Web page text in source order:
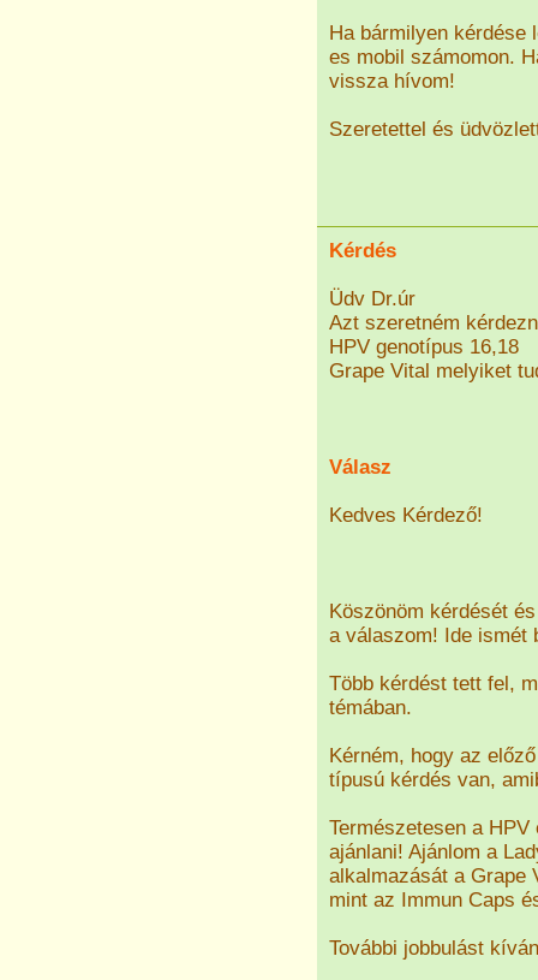
Ha bármilyen kérdése
es mobil számomon.
vissza hívom!
Szeretettel és
Kérdés
Üdv Dr.úr
Azt szeretném
HPV genotípus 16,18
Grape Vital melyiket
Válasz
Kedves Kérdező!
Köszönöm kérdését
a válaszom! Ide ismét
Több kérdést tett fel,
témában.
Kérném, hogy az
típusú kérdés van,
Természetesen a
ajánlani! Ajánlom a
alkalmazását a Grape
mint az Immun Caps
További jobbulást